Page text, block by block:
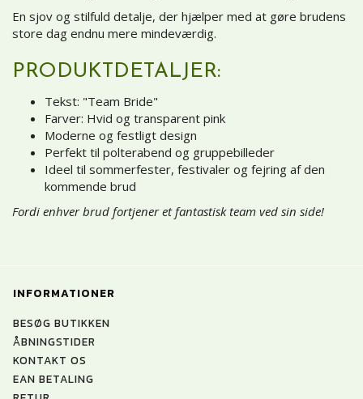
En sjov og stilfuld detalje, der hjælper med at gøre brudens
store dag endnu mere mindeværdig.
PRODUKTDETALJER:
Tekst: "Team Bride"
Farver: Hvid og transparent pink
Moderne og festligt design
Perfekt til polterabend og gruppebilleder
Ideel til sommerfester, festivaler og fejring af den
kommende brud
Fordi enhver brud fortjener et fantastisk team ved sin side!
INFORMATIONER
BESØG BUTIKKEN
ÅBNINGSTIDER
KONTAKT OS
EAN BETALING